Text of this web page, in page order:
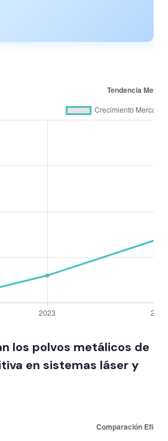
los polvos metálicos de
en sistemas láser y